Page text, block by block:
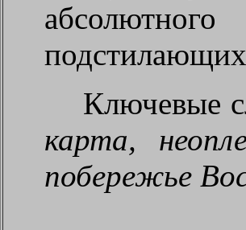
Ключевые
карта,
побережье